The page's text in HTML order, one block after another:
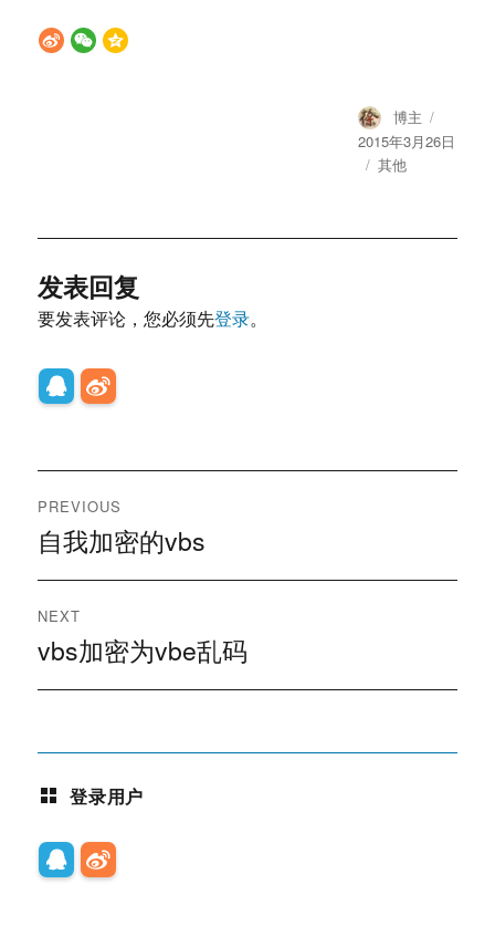
Author
博主
on
2015年3月26日
Categories
其他
发表回复
要发表评论，您必须先登录。
文
章
导
航
PREVIOUS
Previous
post:
自我加密的vbs
NEXT
Next
vbs加密为vbe乱码
登录用户